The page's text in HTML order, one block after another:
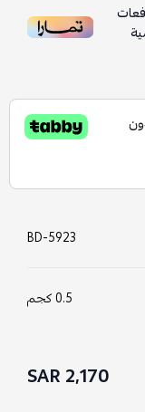
BD-5923
0.5 كجم
2,170 SAR